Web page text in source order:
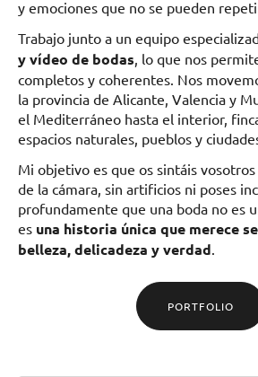
y emociones que no se pueden
Trabajo junto a un equipo
y vídeo de bodas , lo que nos
completos y coherentes. Nos
la provincia de Alicante, Valencia y
el Mediterráneo hasta el interior,
espacios naturales, pueblos y
Mi objetivo es que os sintáis
de la cámara, sin artificios ni poses
profundamente que una boda no es
es una historia única que merece
belleza, delicadeza y verdad
PORTFOLIO